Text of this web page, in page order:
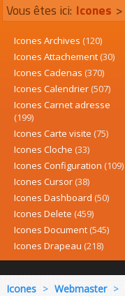
Vous êtes ici: Icones >
Icones Archives (120)
Icones Attachement(30)
Icones Cadenas (370)
Icones Calendrier(507)
Icones Carnet adresse
(199)
Icones Carte visite (75)
Icones Cloche (33)
Icones Configuration (109)
Icones Cursor (38)
Icones Dashboard (50)
Icones Delete (459)
Icones Document (545)
Icones Drapeau (218)
Icones > Webmaster >